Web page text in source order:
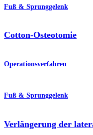
Fuß & Sprunggelenk
Cotton-Osteotomie
Operationsverfahren
Fuß & Sprunggelenk
Verlängerung der